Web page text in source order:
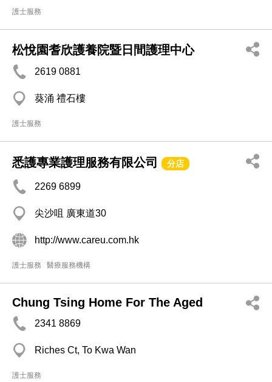
護士服務
松悅園耆欣護養院暨日間護理中心
2619 0881
葵涌 禮石樓
護士服務
悉護專業護理服務有限公司 分店
2269 6899
尖沙咀 廣東道30
http://www.careu.com.hk
護士服務 醫療服務機構
Chung Tsing Home For The Aged
2341 8869
Riches Ct, To Kwa Wan
護士服務